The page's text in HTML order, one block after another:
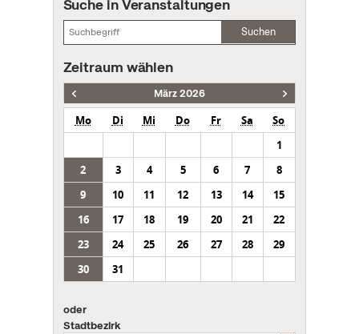
Suche in Veranstaltungen
Suchen
Zeitraum wählen
März 2026
Mo Di Mi Do Fr Sa
So
1
2
3 4 5 6 7
8
9
10 11 12 13 14
15
16
17 18 19 20 21
22
23
24 25 26 27 28
29
30
31
oder
Stadtbezirk